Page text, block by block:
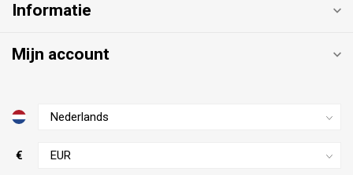
Informatie
Mijn account
€